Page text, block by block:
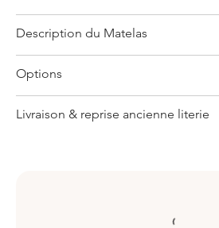
Description du Matelas
Options
Livraison & reprise ancienne literie